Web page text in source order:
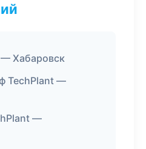
Хабаровск
TechPlant —
—